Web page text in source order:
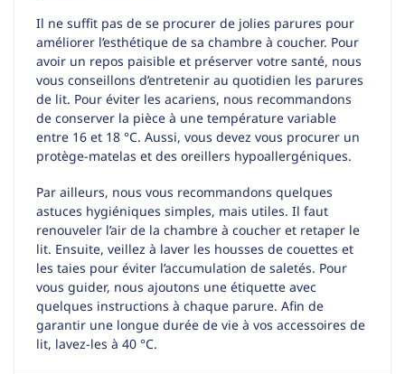
Il ne suffit pas de se procurer de jolies parures pour
améliorer l’esthétique de sa chambre à coucher. Pour
avoir un repos paisible et préserver votre santé, nous
vous conseillons d’entretenir au quotidien les parures
de lit. Pour éviter les acariens, nous recommandons
de conserver la pièce à une température variable
entre 16 et 18 °C. Aussi, vous devez vous procurer un
protège-matelas et des oreillers hypoallergéniques.
Par ailleurs, nous vous recommandons quelques
astuces hygiéniques simples, mais utiles. Il faut
renouveler l’air de la chambre à coucher et retaper le
lit. Ensuite, veillez à laver les housses de couettes et
les taies pour éviter l’accumulation de saletés. Pour
vous guider, nous ajoutons une étiquette avec
quelques instructions à chaque parure. Afin de
garantir une longue durée de vie à vos accessoires de
lit, lavez-les à 40 °C.